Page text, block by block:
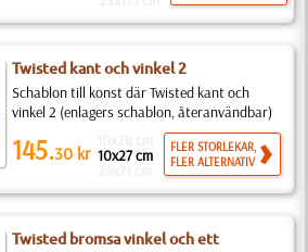
Twisted kant och vinkel 2
Schablon till konst där Twisted kant och
vinkel 2 (enlagers schablon, återanvändbar)
145.30 kr 10x27 cm
FLER STORLEKAR,
FLER ALTERNATIV
Twisted bromsa vinkel och ett